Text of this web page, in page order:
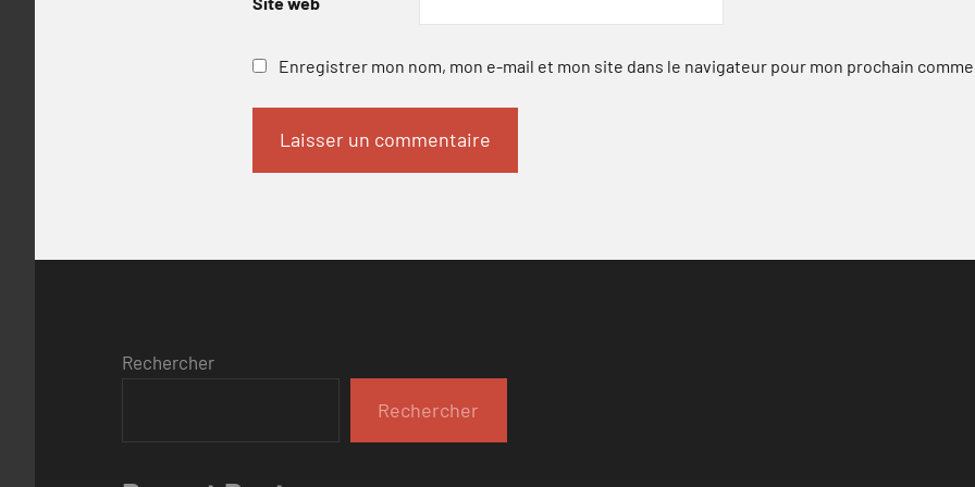
Enregistrer mon nom, mon e-mail et mon site dans le navigateur pour mon prochain
Rechercher
Rechercher